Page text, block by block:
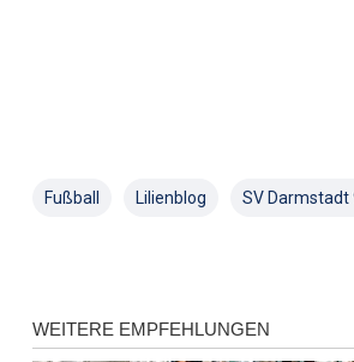
Fußball Lilienblog SV Darmstadt